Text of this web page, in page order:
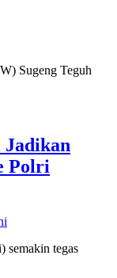
Sugeng Teguh
Jadikan
Polri
semakin tegas